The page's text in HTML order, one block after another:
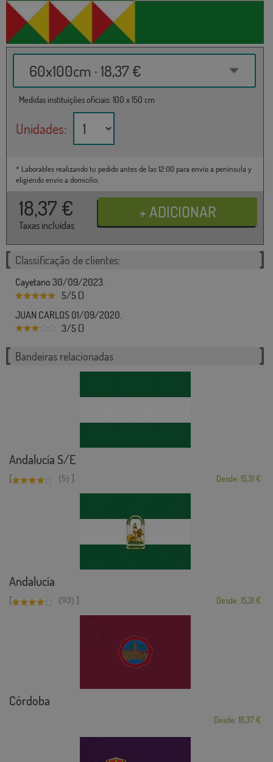
60x100cm · 18,37 €
Medidas instituições oficiais: 100 x 150 cm
Unidades:
* Laborables realizando tu pedido antes de las 12:00 para envío a península y
eligiendo envío a domicilio.
18,37 €
Taxas incluídas
Classificação de clientes:
Cayetano 30/09/2023.
5/5 ()
JUAN CARLOS 01/09/2020.
3/5 ()
Bandeiras relacionadas
Andalucía S/E
[ (5) ] Desde: 15,31 €
Andalucía
[ (93) ] Desde: 15,31 €
Córdoba
Desde: 18,37 €